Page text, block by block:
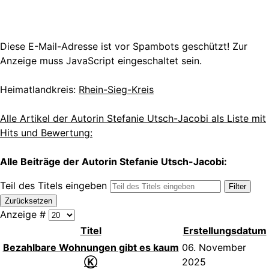
Diese E-Mail-Adresse ist vor Spambots geschützt! Zur
Anzeige muss JavaScript eingeschaltet sein.
Heimatlandkreis: Rhein-Sieg-Kreis
Alle Artikel der Autorin Stefanie Utsch-Jacobi als Liste mit
Hits und Bewertung:
Alle Beiträge der Autorin Stefanie Utsch-Jacobi:
Teil des Titels eingeben
Filter
Zurücksetzen
Anzeige #
Titel
Erstellungsdatum
Bezahlbare Wohnungen gibt es kaum
Ⓚ
06. November
2025